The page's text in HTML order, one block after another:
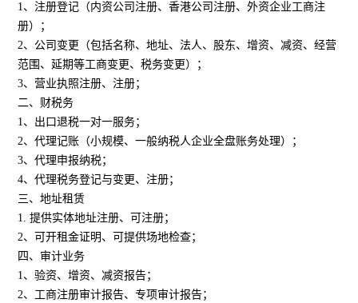
1、注册登记（内资公司注册、香港公司注册、外资企业工商注
册）；
2、公司变更（包括名称、地址、法人、股东、增资、减资、经营
范围、延期等工商变更、税务变更）；
3、营业执照注册、注册；
二、财税务
1、出口退税一对一服务；
2、代理记账（小规模、一般纳税人企业全盘账务处理）；
3、代理申报纳税；
4、代理税务登记与变更、注册；
三、地址租赁
1. 提供实体地址注册、可注册；
2、可开租金证明、可提供场地检查；
四、审计业务
1、验资、增资、减资报告；
2、工商注册审计报告、专项审计报告；